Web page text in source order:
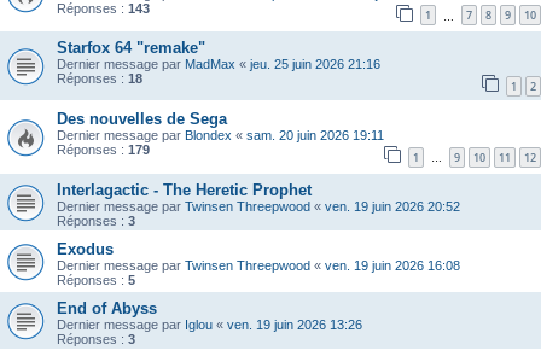
Réponses : 143 1 7 8 9 10
Starfox 64 "remake"
Dernier message par MadMax « jeu. 25 juin 2026 21:16
Réponses : 18 1 2
Des nouvelles de Sega
Dernier message par Blondex « sam. 20 juin 2026 19:11
Réponses : 179 1 … 9 10 11 12
Interlagactic - The Heretic Prophet
Dernier message par Twinsen Threepwood « ven. 19 juin 2026 20:52
Réponses : 3
Exodus
Dernier message par Twinsen Threepwood « ven. 19 juin 2026 16:08
Réponses : 5
End of Abyss
Dernier message par Iglou « ven. 19 juin 2026 13:26
Réponses : 3